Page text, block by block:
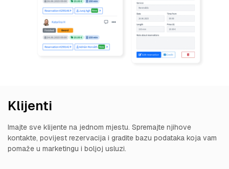
Klijenti
Imajte sve klijente na jednom mjestu. Spremajte njihove
kontakte, povijest rezervacija i gradite bazu podataka koja vam
pomaže u marketingu i boljoj usluzi.